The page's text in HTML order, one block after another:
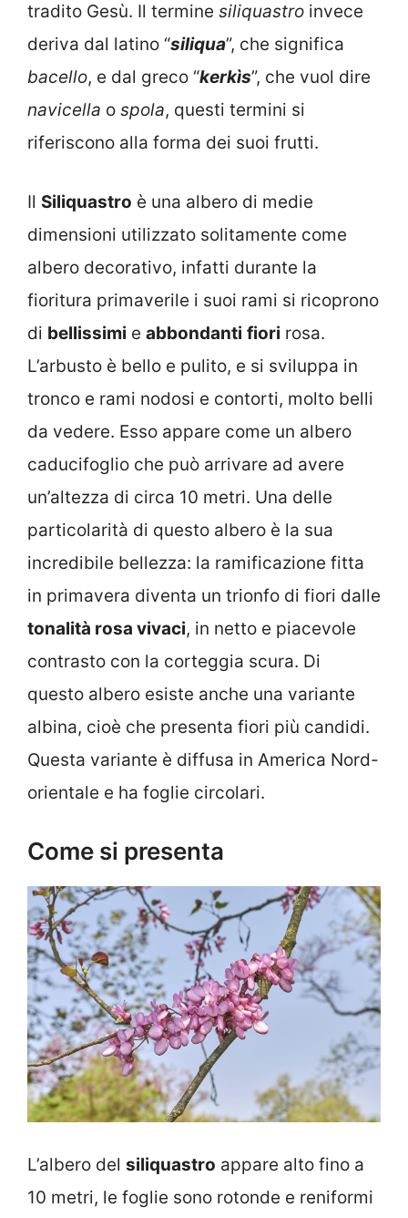
tradito Gesù. Il termine siliquastro invece
deriva dal latino “siliqua”, che significa
bacello, e dal greco “kerkìs”, che vuol dire
navicella o spola, questi termini si
riferiscono alla forma dei suoi frutti.
Il Siliquastro è una albero di medie
dimensioni utilizzato solitamente come
albero decorativo, infatti durante la
fioritura primaverile i suoi rami si ricoprono
di bellissimi e abbondanti fiori rosa.
L’arbusto è bello e pulito, e si sviluppa in
tronco e rami nodosi e contorti, molto belli
da vedere. Esso appare come un albero
caducifoglio che può arrivare ad avere
un’altezza di circa 10 metri. Una delle
particolarità di questo albero è la sua
incredibile bellezza: la ramificazione fitta
in primavera diventa un trionfo di fiori dalle
tonalità rosa vivaci, in netto e piacevole
contrasto con la corteggia scura. Di
questo albero esiste anche una variante
albina, cioè che presenta fiori più candidi.
Questa variante è diffusa in America Nord-
orientale e ha foglie circolari.
Come si presenta
L’albero del siliquastro appare alto fino a
10 metri, le foglie sono rotonde e reniformi